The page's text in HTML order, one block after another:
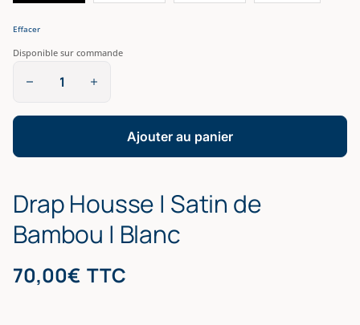
Drap Housse | Satin de
Bambou | Blanc
70,00€ TTC
Effacer
Disponible sur commande
Housse
Satin
|
Blanc
Ajouter au panier